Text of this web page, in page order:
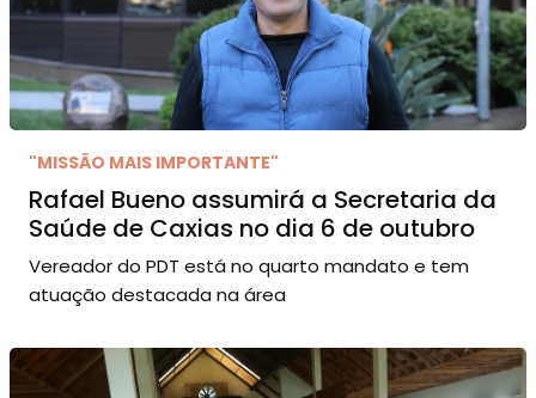
"MISSÃO MAIS IMPORTANTE"
Rafael Bueno assumirá a Secretaria da
Saúde de Caxias no dia 6 de outubro
Vereador do PDT está no quarto mandato e tem
atuação destacada na área